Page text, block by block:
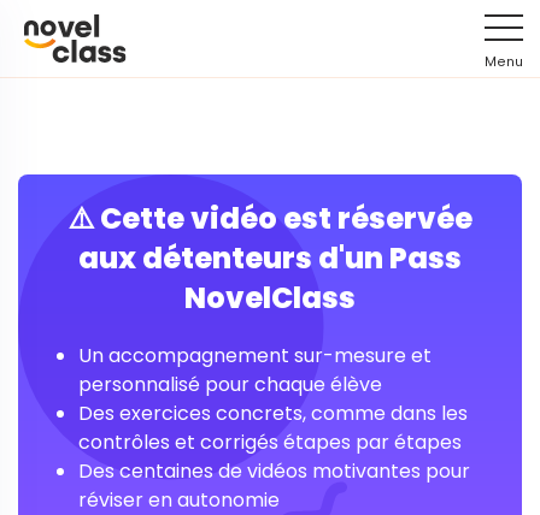
Menu
⚠️ Cette vidéo est réservée
aux détenteurs d'un Pass
NovelClass
Un accompagnement sur-mesure et
personnalisé pour chaque élève
Des exercices concrets, comme dans les
contrôles et corrigés étapes par étapes
Des centaines de vidéos motivantes pour
réviser en autonomie